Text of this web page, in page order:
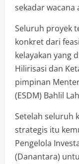
sekadar wacana
Seluruh proyek
konkret dari
kelayakan yang
Hilirisasi dan
pimpinan
(ESDM) Bahlil
Setelah seluruh
strategis itu
Pengelola
(Danantara)